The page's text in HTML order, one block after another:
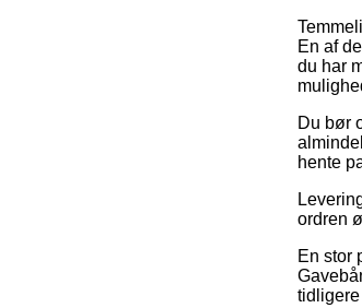
En af
du har
Du bør
hente
ordren
En stor